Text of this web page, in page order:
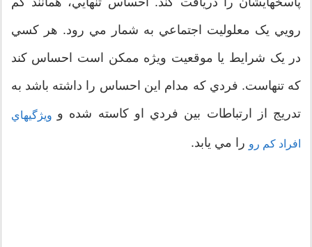
رويي يک معلوليت اجتماعي به شمار مي رود. هر کسي
در يک شرايط يا موقعيت ويژه ممکن است احساس کند
که تنهاست. فردي که مدام اين احساس را داشته باشد به
تدريج از ارتباطات بين فردي او کاسته شده و ويژگيهاي
افراد کم رو را مي يابد.